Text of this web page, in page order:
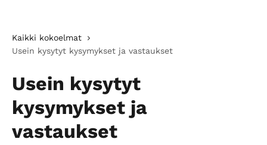
Kaikki kokoelmat
Usein kysytyt kysymykset ja vastaukset
Usein kysytyt
kysymykset ja
vastaukset